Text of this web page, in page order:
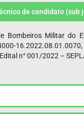
Bombeiros Militar do
n° 001/2022 –
de candidato